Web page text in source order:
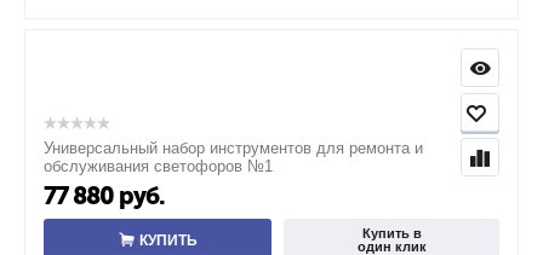
Универсальный набор инструментов для ремонта и
обслуживания светофоров №1
77 880 руб.
КУПИТЬ
Купить в
один клик